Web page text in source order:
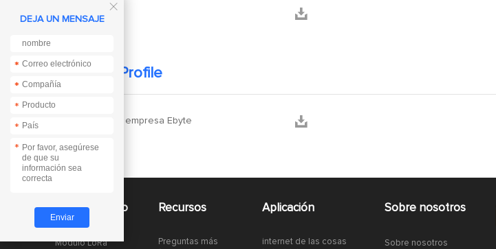
 Manual 
Company Profile
Perfil de la empresa Ebyte 
Acceso rapido
Módulo LoRa
Recursos
Preguntas más
Aplicación
internet de las cosas
Sobre nosotros
Sobre nosotros

DEJA UN MENSAJE
*
*
*
*
*
*
*